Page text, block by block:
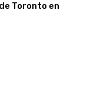
Toronto en